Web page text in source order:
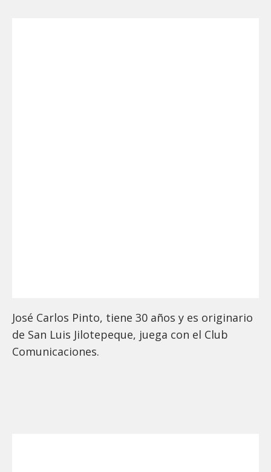
José Carlos Pinto, tiene 30 años y es originario
de San Luis Jilotepeque, juega con el Club
Comunicaciones.